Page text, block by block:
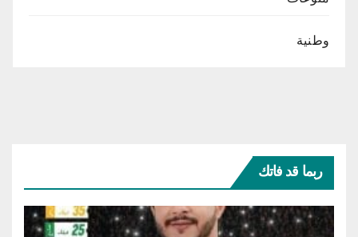
وطنية
ربما قد فاتك